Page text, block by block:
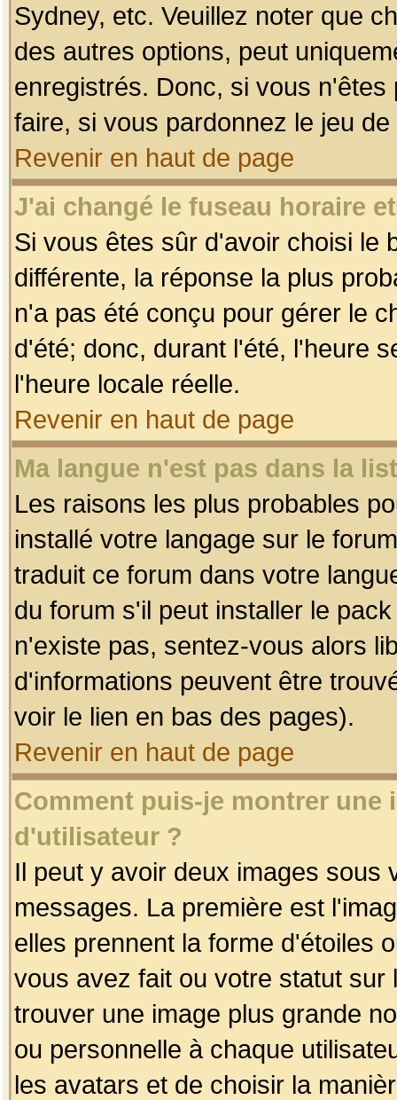
Sydney, etc. Veuillez noter que
des autres options, peut
enregistrés. Donc, si vous
faire, si vous pardonnez le jeu
Revenir en haut de page
J'ai changé le fuseau horaire
Si vous êtes sûr d'avoir choisi le
différente, la réponse la plus
n'a pas été conçu pour gérer le
d'été; donc, durant l'été, l'heure
l'heure locale réelle.
Revenir en haut de page
Ma langue n'est pas dans la
Les raisons les plus probables
installé votre langage sur le
traduit ce forum dans votre
du forum s'il peut installer le
n'existe pas, sentez-vous alors
d'informations peuvent être
voir le lien en bas des pages).
Revenir en haut de page
Comment puis-je montrer une
d'utilisateur ?
Il peut y avoir deux images sous
messages. La première est
elles prennent la forme d'étoiles
vous avez fait ou votre statut
trouver une image plus grande
ou personnelle à chaque
les avatars et de choisir la